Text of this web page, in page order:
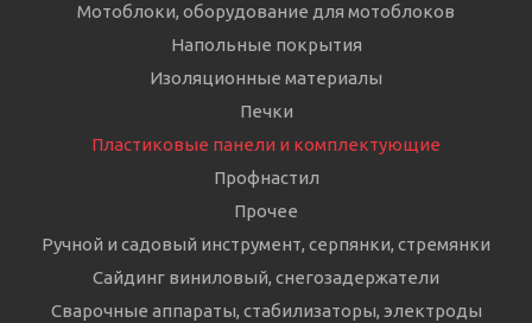
Мотоблоки, оборудование для мотоблоков
Напольные покрытия
Изоляционные материалы
Печки
Пластиковые панели и комплектующие
Профнастил
Прочее
Ручной и садовый инструмент, серпянки, стремянки
Сайдинг виниловый, снегозадержатели
Сварочные аппараты, стабилизаторы, электроды